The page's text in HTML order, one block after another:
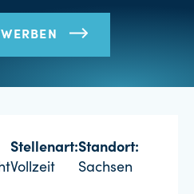
Stellenart:
Vollzeit
Standort:
Sachsen